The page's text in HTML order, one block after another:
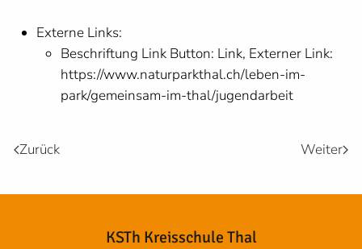
Externe Links:
Beschriftung Link Button: Link, Externer Link:
https://www.naturparkthal.ch/leben-im-
park/gemeinsam-im-thal/jugendarbeit
Zurück Weiter
KSTh Kreisschule Thal